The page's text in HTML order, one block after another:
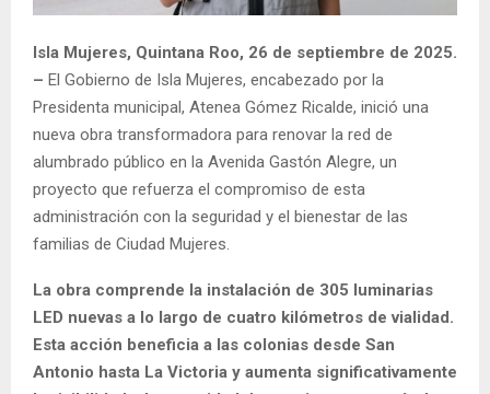
Isla Mujeres, Quintana Roo, 26 de septiembre de 2025.
– El Gobierno de Isla Mujeres, encabezado por la
Presidenta municipal, Atenea Gómez Ricalde, inició una
nueva obra transformadora para renovar la red de
alumbrado público en la Avenida Gastón Alegre, un
proyecto que refuerza el compromiso de esta
administración con la seguridad y el bienestar de las
familias de Ciudad Mujeres.
La obra comprende la instalación de 305 luminarias
LED nuevas a lo largo de cuatro kilómetros de vialidad.
Esta acción beneficia a las colonias desde San
Antonio hasta La Victoria y aumenta significativamente